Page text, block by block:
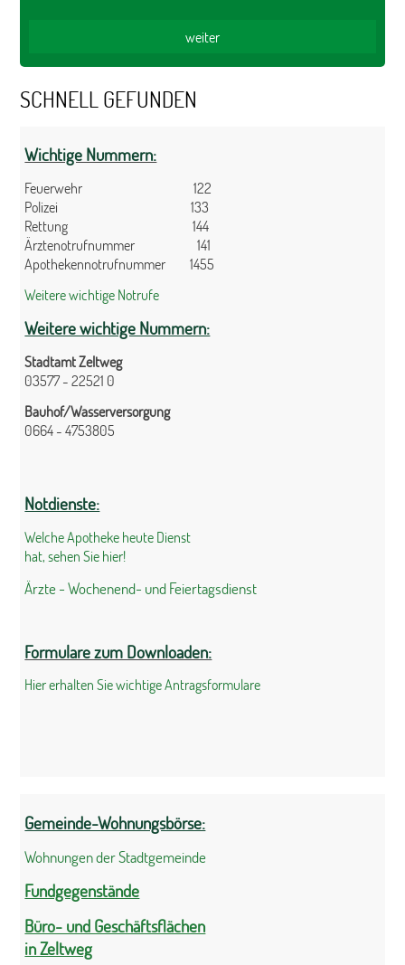
SCHNELL GEFUNDEN
Wichtige Nummern:
Feuerwehr 122
Polizei 133
Rettung 144
Ärztenotrufnummer 141
Apothekennotrufnummer 1455
Weitere wichtige Notrufe
Weitere wichtige Nummern:
Stadtamt Zeltweg
03577 - 22521 0
Bauhof/Wasserversorgung
0664 - 4753805
Notdienste:
Welche Apotheke heute Dienst
hat, sehen Sie hier!
Ärzte - Wochenend- und Feiertagsdienst
Formulare zum Downloaden:
Hier erhalten Sie wichtige Antragsformulare
Gemeinde-Wohnungsbörse:
Wohnungen der Stadtgemeinde
Fundgegenstände
Büro- und Geschäftsflächen
in Zeltweg